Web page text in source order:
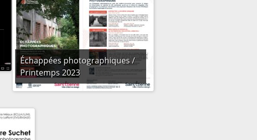
Échappées photographiques /
Printemps 2023